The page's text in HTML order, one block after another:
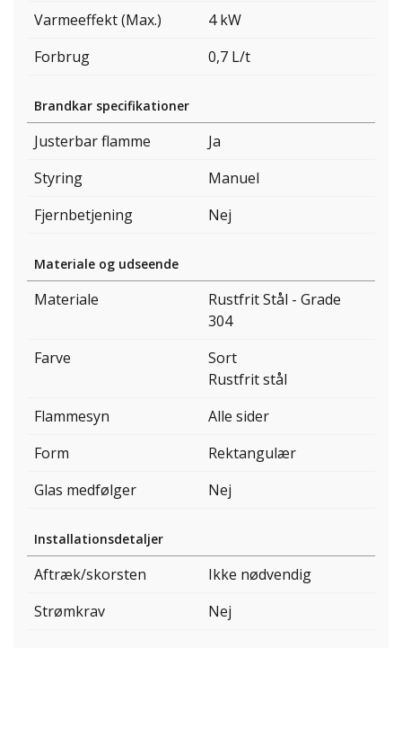
Varmeeffekt (Max.)
4 kW
Forbrug
0,7 L/t
Brandkar specifikationer
Justerbar flamme
Ja
Styring
Manuel
Fjernbetjening
Nej
Materiale og udseende
Materiale
Rustfrit Stål - Grade
304
Farve
Sort
Rustfrit stål
Flammesyn
Alle sider
Form
Rektangulær
Glas medfølger
Nej
Installationsdetaljer
Aftræk/skorsten
Ikke nødvendig
Strømkrav
Nej